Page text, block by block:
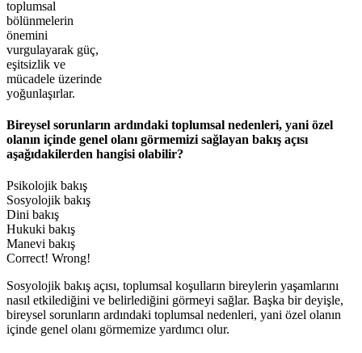
toplumsal
bölünmelerin
önemini
vurgulayarak güç,
eşitsizlik ve
mücadele üzerinde
yoğunlaşırlar.
Bireysel sorunların ardındaki toplumsal nedenleri, yani özel
olanın içinde genel olanı görmemizi sağlayan bakış açısı
aşağıdakilerden hangisi olabilir?
Psikolojik bakış
Sosyolojik bakış
Dini bakış
Hukuki bakış
Manevi bakış
Correct! Wrong!
Sosyolojik bakış açısı, toplumsal koşulların bireylerin yaşamlarını
nasıl etkilediğini ve belirlediğini görmeyi sağlar. Başka bir deyişle,
bireysel sorunların ardındaki toplumsal nedenleri, yani özel olanın
içinde genel olanı görmemize yardımcı olur.